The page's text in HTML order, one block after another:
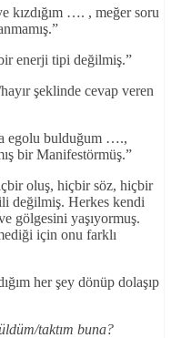
kızdığım …. , meğer soru
enerji tipi değilmiş.”
şeklinde cevap veren
egolu bulduğum ….,
bir Manifestörmüş.”
oluş, hiçbir söz, hiçbir
değilmiş. Herkes kendi
gölgesini yaşıyormuş.
için onu farklı
her şey dönüp dolaşıp
taktım buna?